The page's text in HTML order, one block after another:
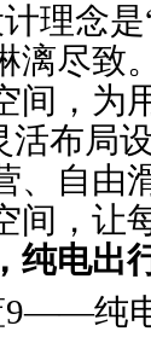
理念
漓尽致
间，为
活布局
、自由
间，让
纯电出